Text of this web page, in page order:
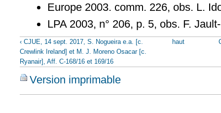
Europe 2003. comm. 226, obs. L.
LPA 2003, n° 206, p. 5, obs. F.
‹ CJUE, 14 sept. 2017, S. Nogueira e.a. [c.
Crewlink Ireland] et M. J. Moreno Osacar [c.
Ryanair], Aff. C-168/16 et 169/16
haut
Version imprimable